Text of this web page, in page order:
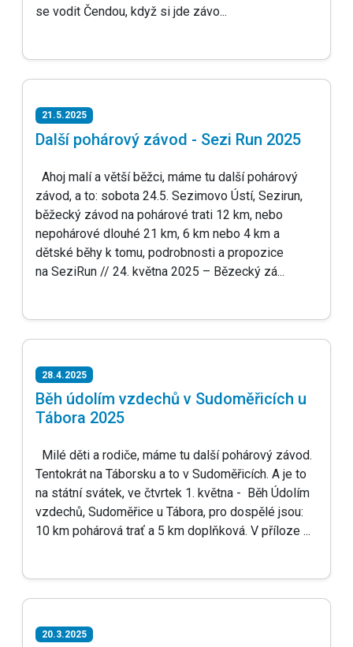
se vodit Čendou, když si jde závo...
21.5.2025
Další pohárový závod - Sezi Run 2025
Ahoj malí a větší běžci, máme tu další pohárový
závod, a to: sobota 24.5. Sezimovo Ústí, Sezirun,
běžecký závod na pohárové trati 12 km, nebo
nepohárové dlouhé 21 km, 6 km nebo 4 km a
dětské běhy k tomu, podrobnosti a propozice
na SeziRun // 24. května 2025 – Bězecký zá...
28.4.2025
Běh údolím vzdechů v Sudoměřicích u
Tábora 2025
Milé děti a rodiče, máme tu další pohárový závod.
Tentokrát na Táborsku a to v Sudoměřicích. A je to
na státní svátek, ve čtvrtek 1. května - Běh Údolím
vzdechů, Sudoměřice u Tábora, pro dospělé jsou:
10 km pohárová trať a 5 km doplňková. V příloze ...
20.3.2025